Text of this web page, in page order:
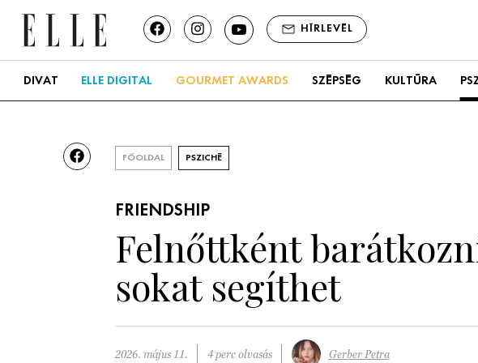
HÍRLEVÉL
DIVAT ELLE DIGITAL GOURMET AWARDS SZÉPSÉG KULTÚRA
FŐOLDAL PSZICHÉ
FRIENDSHIP
Felnőttként
sokat segíthet
2026. május 11. 4 perc olvasás Gerber Petra